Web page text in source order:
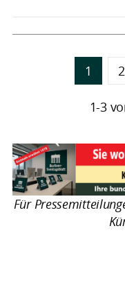
1 2
1-3
Für